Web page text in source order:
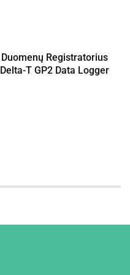
Duomenų Registratorius
Delta-T GP2 Data Logger